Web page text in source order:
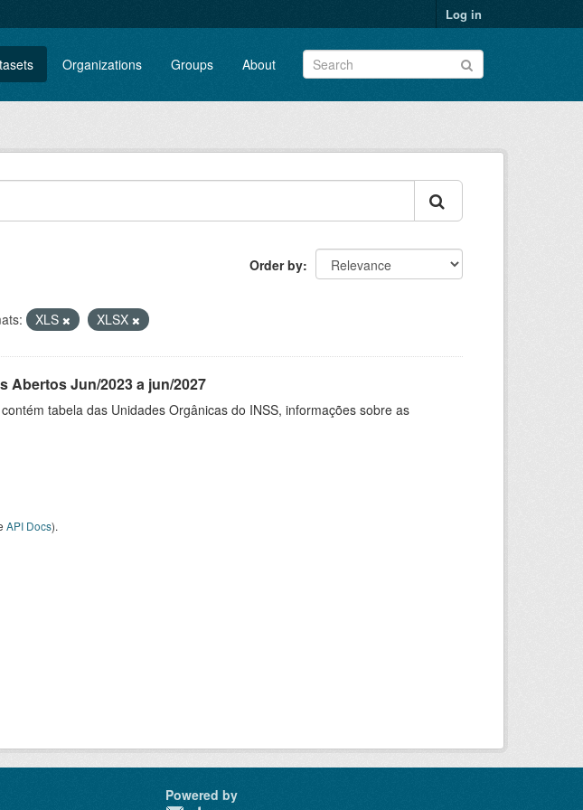
Log in
Organizations Groups About
Order by
XLS XLSX
Abertos Jun/2023 a jun/2027
tabela das Unidades Orgânicas do INSS, informações sobre as
API Docs).
Powered by